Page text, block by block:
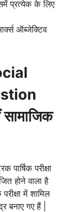
प्रत्येक के लिए
ऑब्जेक्टिव
पार्षिक परीक्षा
होने वाला है
में शामिल
बनाए गए हैं |